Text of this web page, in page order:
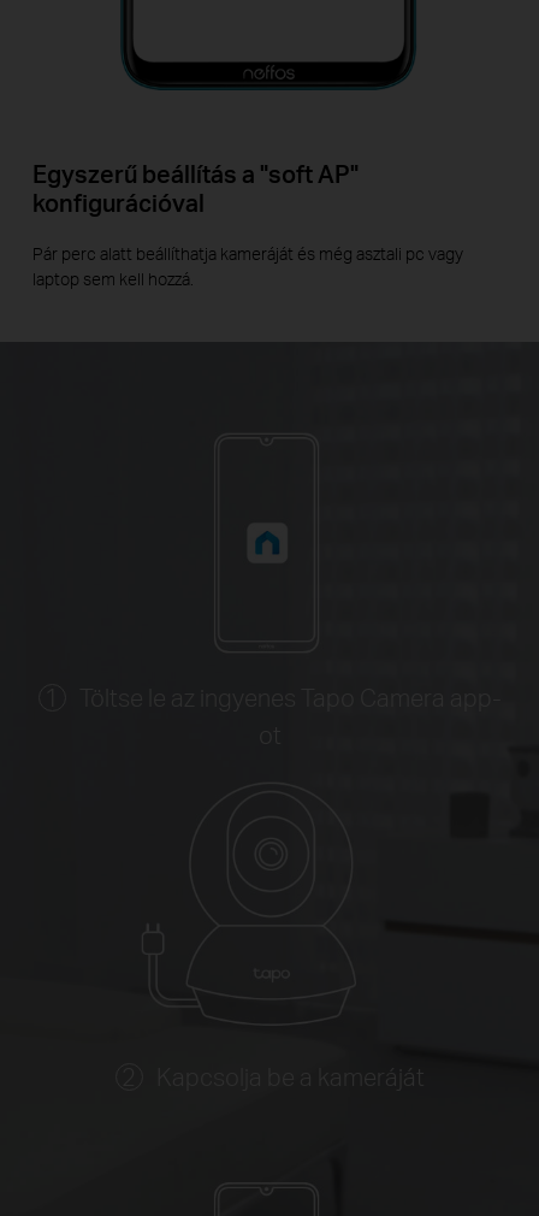
Egyszerű beállítás a "soft AP"
konfigurációval
Pár perc alatt beállíthatja kameráját és még asztali pc vagy
laptop sem kell hozzá.
Kapcsolja be a kameráját